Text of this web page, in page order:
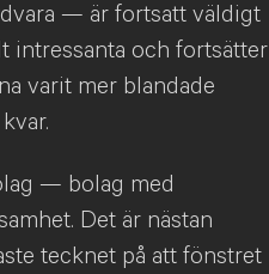
— är fortsatt väldigt
intressanta och fortsätter
varit mer blandade
— bolag med
Det är nästan
tecknet på att fönstret